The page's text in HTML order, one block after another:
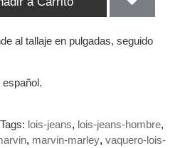
al tallaje en pulgadas, seguido
español.
Tags: lois-jeans lois-jeans-hombre
marvin-marley vaquero-lois-